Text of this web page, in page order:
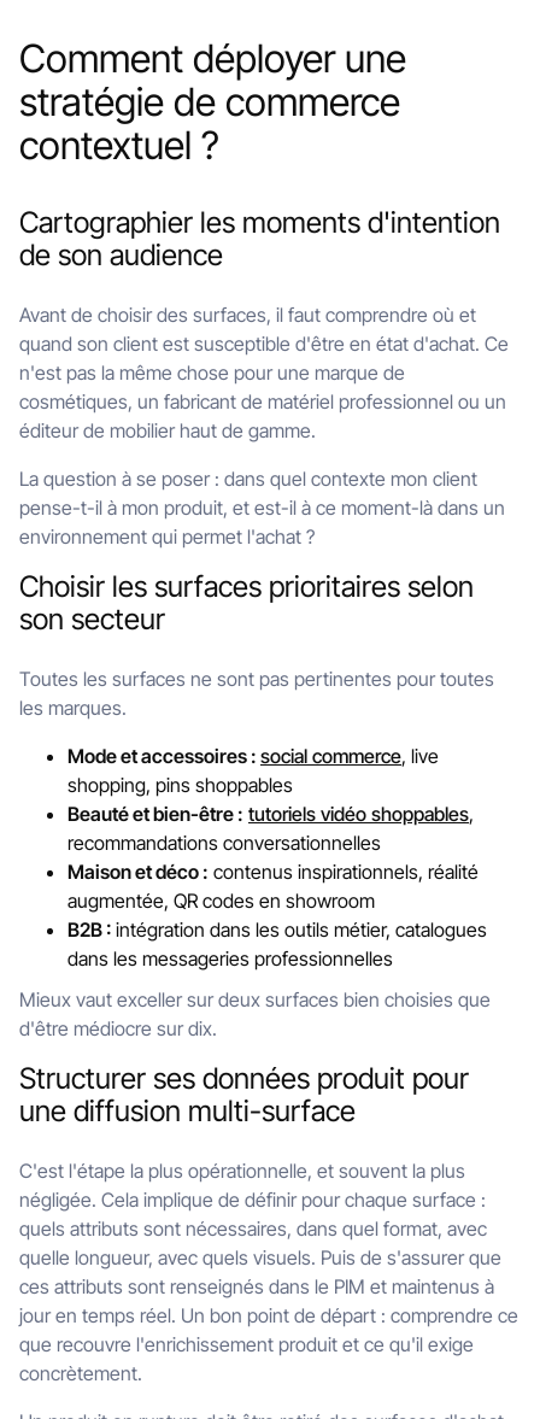
Comment déployer une
stratégie de commerce
contextuel ?
Cartographier les moments d'intention
de son audience
Avant de choisir des surfaces, il faut comprendre où et
quand son client est susceptible d'être en état d'achat. Ce
n'est pas la même chose pour une marque de
cosmétiques, un fabricant de matériel professionnel ou un
éditeur de mobilier haut de gamme.
La question à se poser : dans quel contexte mon client
pense-t-il à mon produit, et est-il à ce moment-là dans un
environnement qui permet l'achat ?
Choisir les surfaces prioritaires selon
son secteur
Toutes les surfaces ne sont pas pertinentes pour toutes
les marques.
Mode et accessoires : social commerce, live
shopping, pins shoppables
Beauté et bien-être : tutoriels vidéo shoppables,
recommandations conversationnelles
Maison et déco : contenus inspirationnels, réalité
augmentée, QR codes en showroom
B2B : intégration dans les outils métier, catalogues
dans les messageries professionnelles
Mieux vaut exceller sur deux surfaces bien choisies que
d'être médiocre sur dix.
Structurer ses données produit pour
une diffusion multi-surface
C'est l'étape la plus opérationnelle, et souvent la plus
négligée. Cela implique de définir pour chaque surface :
quels attributs sont nécessaires, dans quel format, avec
quelle longueur, avec quels visuels. Puis de s'assurer que
ces attributs sont renseignés dans le PIM et maintenus à
jour en temps réel. Un bon point de départ : comprendre ce
que recouvre l'enrichissement produit et ce qu'il exige
concrètement.